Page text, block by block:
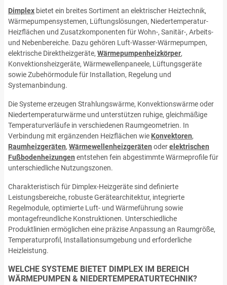
Dimplex bietet ein breites Sortiment an elektrischer Heiztechnik,
Wärmepumpensystemen, Lüftungslösungen, Niedertemperatur-
Heizflächen und Zusatzkomponenten für Wohn-, Sanitär-, Arbeits-
und Nebenbereiche. Dazu gehören Luft-Wasser-Wärmepumpen,
elektrische Direktheizgeräte, Wärmepumpenheizkörper,
Konvektionsheizgeräte, Wärmewellenpaneele, Lüftungsgeräte
sowie Zubehörmodule für Installation, Regelung und
Systemanbindung.
Die Systeme erzeugen Strahlungswärme, Konvektionswärme oder
Niedertemperaturwärme und unterstützen ruhige, gleichmäßige
Temperaturverläufe in verschiedenen Raumgeometrien. In
Verbindung mit ergänzenden Heizflächen wie Konvektoren,
Raumheizgeräten, Wärmewellenheizgeräten oderelektrischen
Fußbodenheizungen entstehen fein abgestimmte Wärmeprofile für
unterschiedliche Nutzungszonen.
Charakteristisch für Dimplex-Heizgeräte sind definierte
Leistungsbereiche, robuste Gerätearchitektur, integrierte
Regelmodule, optimierte Luft- und Wärmeführung sowie
montagefreundliche Konstruktionen. Unterschiedliche
Produktlinien ermöglichen eine präzise Anpassung an Raumgröße,
Temperaturprofil, Installationsumgebung und erforderliche
Heizleistung.
WELCHE SYSTEME BIETET DIMPLEX IM BEREICH
WÄRMEPUMPEN & NIEDERTEMPERATURTECHNIK?